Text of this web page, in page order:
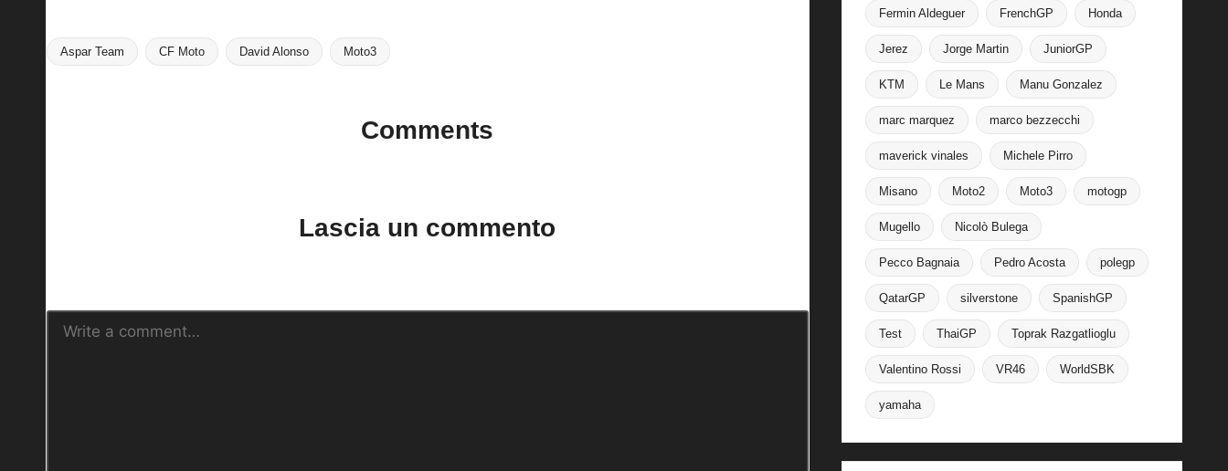
Tags:
Aspar Team CF Moto David Alonso Moto3
Comments
Lascia un commento
Fermin Aldeguer FrenchGP Honda
Jerez Jorge Martin JuniorGP
KTM Le Mans Manu Gonzalez
marc marquez marco bezzecchi
maverick vinales Michele Pirro
Misano Moto2 Moto3 motogp
Mugello Nicolò Bulega
Pecco Bagnaia Pedro Acosta polegp
QatarGP silverstone SpanishGP
Test ThaiGP Toprak Razgatlioglu
Valentino Rossi VR46 WorldSBK
yamaha